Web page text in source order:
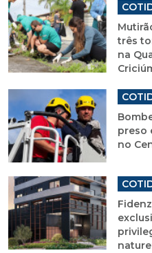
três
na
preso
no